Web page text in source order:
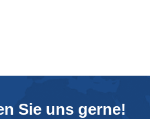
Sie uns gerne!